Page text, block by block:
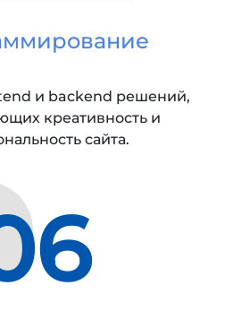
и backend решений,
креативность и
сайта.